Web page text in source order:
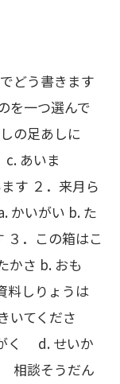
どう書きます
を一つ選んで
の足あしに
あいま
来月ら
かいがい b. た
．この箱はこ
かさ b. おも
料しりょうは
てくださ
く d. せいか
相談そうだん